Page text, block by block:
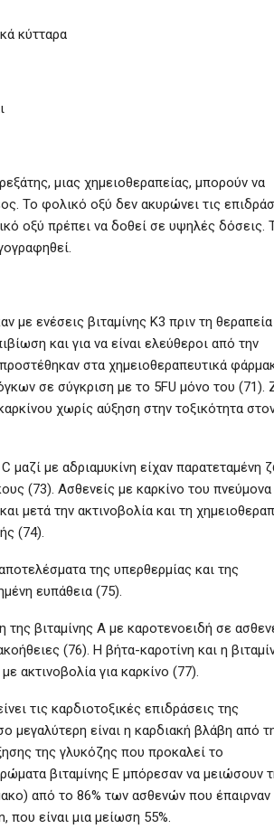
κύτταρα
μιας χημειοθεραπείας, μπορούν να
Το φολικό οξύ δεν ακυρώνει τις
οξύ πρέπει να δοθεί σε υψηλές δόσεις.
με ενέσεις βιταμίνης Κ3 πριν τη
και για να είναι ελεύθεροι από την
στα χημειοθεραπευτικά
σε σύγκριση με το 5FU μόνο του (71).
χωρίς αύξηση στην τοξικότητα
μαζί με αδριαμυκίνη είχαν παρατεταμένη
(73). Ασθενείς με καρκίνο του πνεύμονα
μετά την ακτινοβολία και τη
(74).
της υπερθερμίας και της
ευπάθεια (75).
βιταμίνης Α με καροτενοειδή σε
(76). Η βήτα-καροτίνη και η
ακτινοβολία για καρκίνο (77).
τις καρδιοτοξικές επιδράσεις της
μεγαλύτερη είναι η καρδιακή βλάβη από
της γλυκόζης που προκαλεί το
βιταμίνης Ε μπόρεσαν να μειώσουν
από το 86% των ασθενών που έπαιρναν
που είναι μια μείωση 55%.